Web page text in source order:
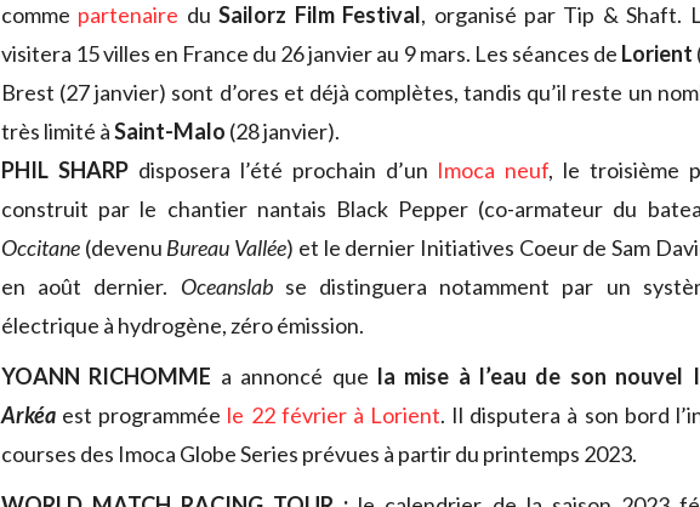
comme partenaire duSailorz Film Festival, organisé par Tip & Shaft.
visitera 15 villes en France du 26 janvier au 9 mars. Les séances de Lorient
Brest (27 janvier) sont d’ores et déjà complètes, tandis qu’il reste un
très limité àSaint-Malo (28 janvier).
PHIL SHARPdisposera l’été prochain d’un Imoca neuf, le troisième
construit par le chantier nantais Black Pepper (co-armateur du
Occitane (devenu Bureau Vallée) et le dernier Initiatives Coeur de Sam
en août dernier. Oceanslabse distinguera notamment par un
électrique à hydrogène, zéro émission.
YOANN RICHOMME a annoncé que la mise à l’eau de son nouvel
Arkéa est programmée le 22 février à Lorient. Il disputera à son bord
courses des Imoca Globe Series prévues à partir du printemps 2023.